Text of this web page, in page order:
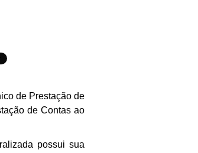
de Prestação de
de Contas ao
possui sua